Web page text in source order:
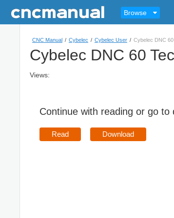
Browse
CNC Manual / Cybelec / Cybelec User / Cybelec DNC
Cybelec DNC 60
Views:
Continue with reading or go to
Read Download